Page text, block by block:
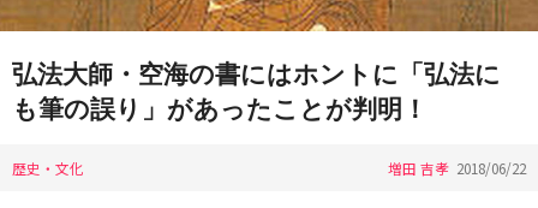
弘法大師・空海の書にはホントに「弘法に
も筆の誤り」があったことが判明！
歴史・文化 増田 吉孝 2018/06/22